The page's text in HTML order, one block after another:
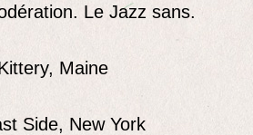
Le Jazz sans.
Maine
Side, New York